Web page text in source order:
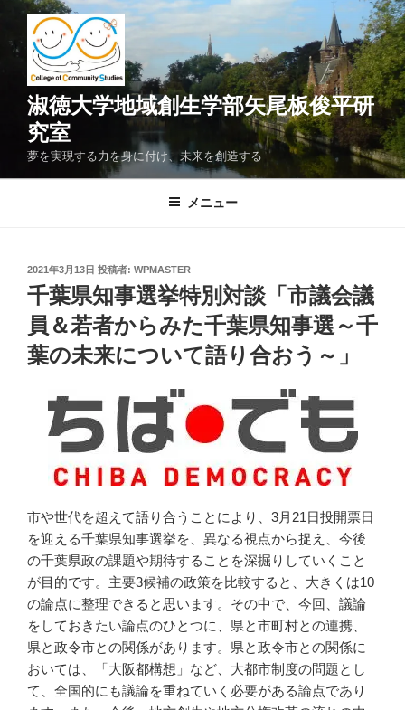
ン
ッ
淑徳大学地域創生学部矢尾板俊平研
究室
夢を実現する力を身に付け、未来を創造する
メニュー
投
稿
2021年3月13日 投稿者: WPMASTER
千葉県知事選挙特別対談「市議会議
員＆若者からみた千葉県知事選～千
葉の未来について語り合おう～」
市や世代を超えて語り合うことにより、3月21日投開票日
を迎える千葉県知事選挙を、異なる視点から捉え、今後
の千葉県政の課題や期待することを深掘りしていくこと
が目的です。主要3候補の政策を比較すると、大きくは10
の論点に整理できると思います。その中で、今回、議論
をしておきたい論点のひとつに、県と市町村との連携、
県と政令市との関係があります。県と政令市との関係に
おいては、「大阪都構想」など、大都市制度の問題とし
て、全国的にも議論を重ねていく必要がある論点であり